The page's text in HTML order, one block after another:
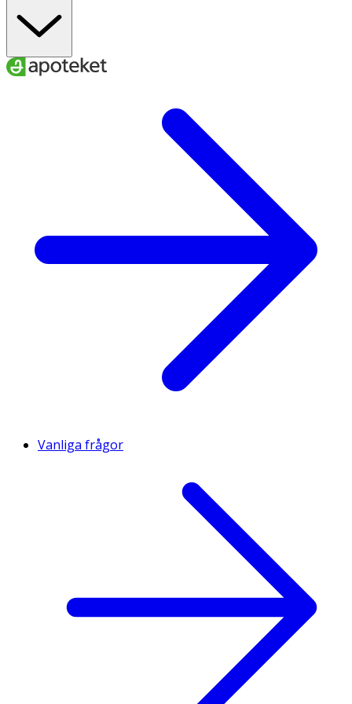
Tocopherol, Perfume/Aroma/Antioxidant, Sodium
Phytate, Pongamia Pinnata Seed Extract, Pongamol.
Vanliga frågor